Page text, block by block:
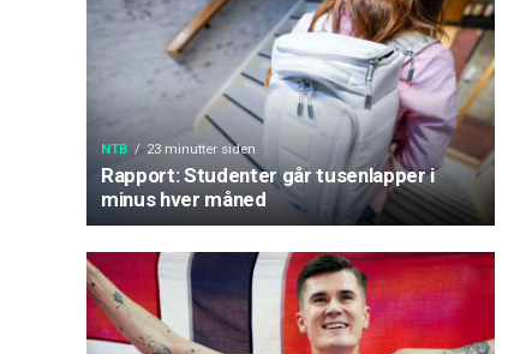
NTB 23 minutter siden
Rapport: Studenter går tusenlapper i
minus hver måned